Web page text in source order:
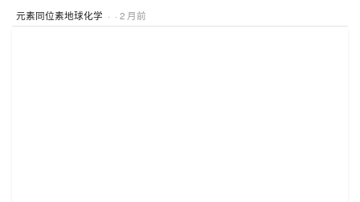
元素同位素地球化学 · · 2 月前